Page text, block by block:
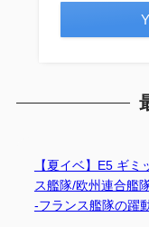
【夏イベ】E5 ギ
ス艦隊/欧州連合艦
-フランス艦隊の躍動